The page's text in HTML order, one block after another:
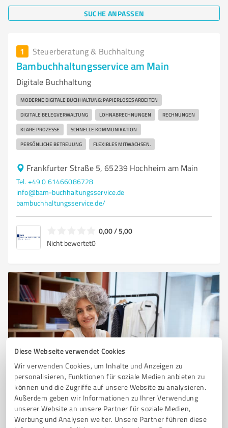
Diese Webseite verwendet Cookies
Wir verwenden Cookies, um Inhalte und Anzeigen zu
personalisieren, Funktionen für soziale Medien anbieten zu
können und die Zugriffe auf unsere Website zu analysieren.
Außerdem geben wir Informationen zu Ihrer Verwendung
unserer Website an unsere Partner für soziale Medien,
Werbung und Analysen weiter. Unsere Partner führen diese
SUCHE ANPASSEN
1 Steuerberatung & Buchhaltung
Bambuchhaltungsservice am Main
Digitale Buchhaltung
MODERNE DIGITALE BUCHHALTUNG: PAPIERLOSES ARBEITEN
DIGITALE BELEGVERWALTUNG LOHNABRECHNUNGEN RECHNUNGEN
KLARE PROZESSE SCHNELLE KOMMUNIKATION
PERSÖNLICHE BETREUUNG FLEXIBLES MITWACHSEN.
Frankfurter Straße 5, 65239 Hochheim am Main
Tel. +49 0 61466086728
info@bam-buchhaltungsservice.de
bambuchhaltungsservice.de/
0,00 / 5,00
Nicht bewertet0
Sie möchten auch hier gelistet werden?
Registrieren Sie sich jetzt und werden Sie ein von
Kunden empfohlener ProvenExpert!